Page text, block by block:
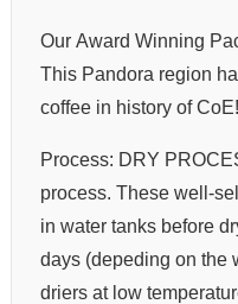
Our Award Winning
This Pandora region
coffee in history of
Process: DRY
process. These well-
in water tanks before
days (depeding on the
driers at low